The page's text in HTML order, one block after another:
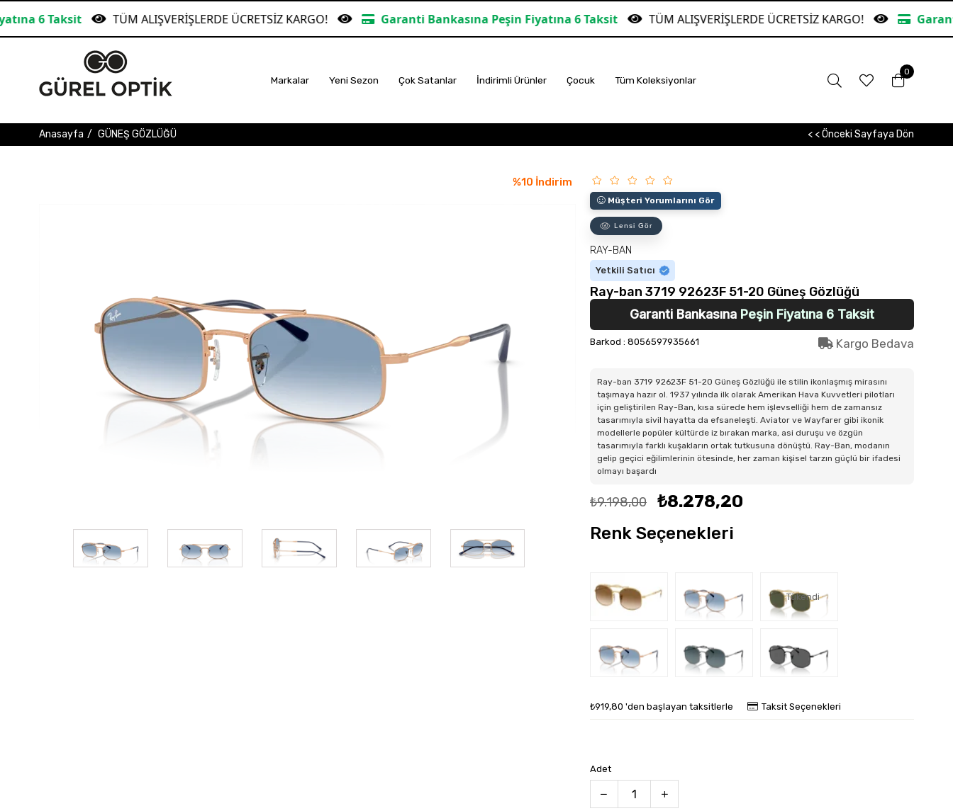
TÜM ALIŞVERİŞLERDE ÜCRETSİZ KARGO! Garanti Bankasına Peşin Fiyatına 6 Taksit TÜM ALIŞVERİŞLERDE ÜCRETSİZ KARGO! Garanti Bankasına Peşin
Markalar Yeni Sezon Çok Satanlar İndirimli Ürünler Çocuk Tüm Koleksiyonlar
0
Anasayfa GÜNEŞ GÖZLÜĞÜ < < Önceki Sayfaya Dön
%10 İndirim
Müşteri Yorumlarını Gör
Lensi Gör
RAY-BAN
Yetkili Satıcı
Ray-ban 3719 92623F 51-20 Güneş Gözlüğü
Garanti Bankasına Peşin Fiyatına 6 Taksit
Barkod : 8056597935661 Kargo Bedava
Ray-ban 3719 92623F 51-20 Güneş Gözlüğü ile stilin ikonlaşmış mirasını
taşımaya hazır ol. 1937 yılında ilk olarak Amerikan Hava Kuvvetleri pilotları
için geliştirilen Ray-Ban, kısa sürede hem işlevselliği hem de zamansız
tasarımıyla sivil hayatta da efsaneleşti. Aviator ve Wayfarer gibi ikonik
modellerle popüler kültürde iz bırakan marka, asi duruşu ve özgün
tasarımıyla farklı kuşakların ortak tutkusuna dönüştü. Ray-Ban, modanın
gelip geçici eğilimlerinin ötesinde, her zaman kişisel tarzın güçlü bir ifadesi
olmayı başardı
₺9.198,00
₺8.278,20
Renk Seçenekleri
Tükendi
₺919,80 'den başlayan taksitlerle Taksit Seçenekleri
Adet